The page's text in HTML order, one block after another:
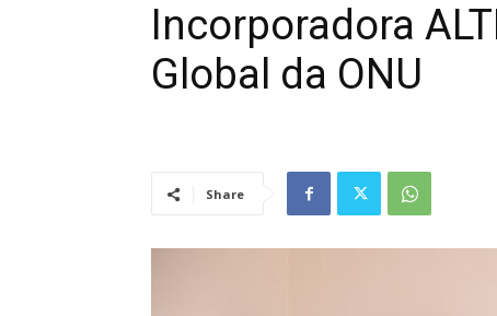
Incorporadora
Global da ONU
Share